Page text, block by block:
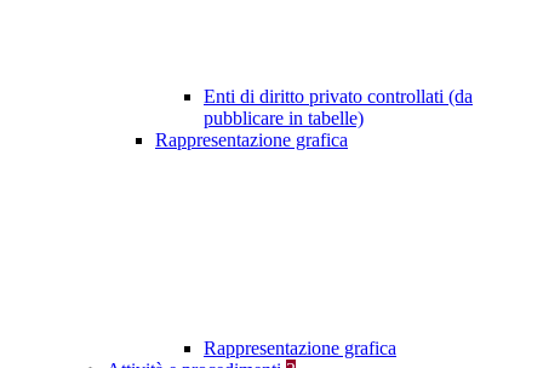
Enti di diritto privato controllati (da
pubblicare in tabelle)
Rappresentazione grafica
Rappresentazione grafica